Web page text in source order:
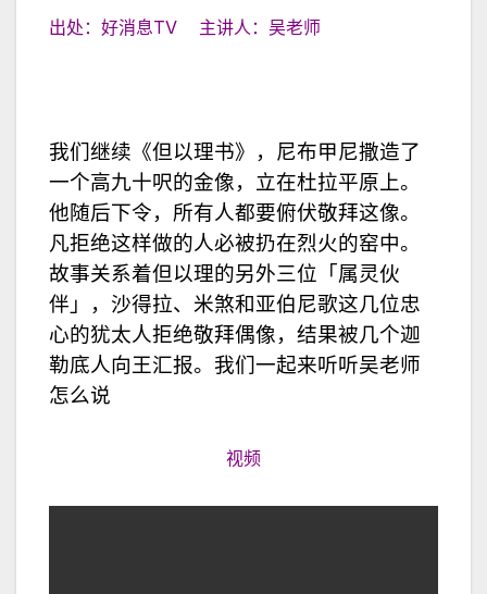
出处：好消息TV 主讲人：吴老师
我们继续《但以理书》，尼布甲尼撒造了
一个高九十呎的金像，立在杜拉平原上。
他随后下令，所有人都要俯伏敬拜这像。
凡拒绝这样做的人必被扔在烈火的窑中。
故事关系着但以理的另外三位「属灵伙
伴」，沙得拉、米煞和亚伯尼歌这几位忠
心的犹太人拒绝敬拜偶像，结果被几个迦
勒底人向王汇报。我们一起来听听吴老师
怎么说
视频